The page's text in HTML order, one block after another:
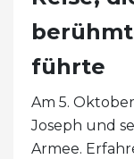
führte
Am 5.
Joseph und
Armee.